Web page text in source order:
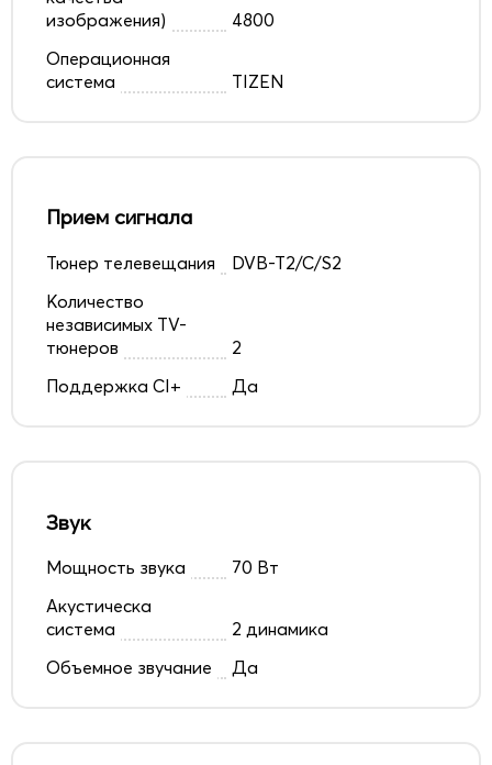
изображения)
4800
Операционная
система
TIZEN
Прием сигнала
Тюнер телевещания
DVB-T2/C/S2
Количество
независимых TV-
тюнеров
2
Поддержка CI+
Да
Звук
Мощность звука
70 Вт
Акустическа
система
2 динамика
Объемное звучание
Да